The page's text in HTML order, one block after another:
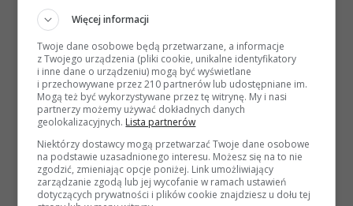
Więcej informacji
Twoje dane osobowe będą przetwarzane, a informacje
z Twojego urządzenia (pliki cookie, unikalne identyfikatory
i inne dane o urządzeniu) mogą być wyświetlane
i przechowywane przez 210 partnerów lub udostępniane im.
Mogą też być wykorzystywane przez tę witrynę. My i nasi
partnerzy możemy używać dokładnych danych
geolokalizacyjnych. Lista partnerów
Niektórzy dostawcy mogą przetwarzać Twoje dane osobowe
na podstawie uzasadnionego interesu. Możesz się na to nie
zgodzić, zmieniając opcje poniżej. Link umożliwiający
zarządzanie zgodą lub jej wycofanie w ramach ustawień
dotyczących prywatności i plików cookie znajdziesz u dołu tej